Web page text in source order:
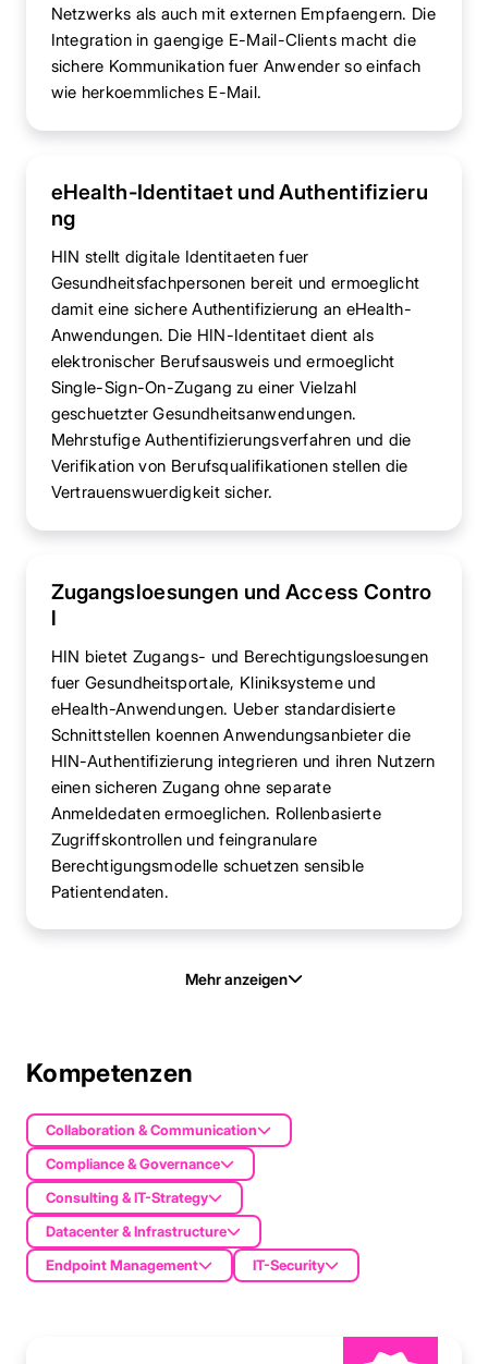
Netzwerks als auch mit externen Empfaengern. Die
Integration in gaengige E-Mail-Clients macht die
sichere Kommunikation fuer Anwender so einfach
wie herkoemmliches E-Mail.
eHealth-Identitaet und Authentifizieru
ng
HIN stellt digitale Identitaeten fuer
Gesundheitsfachpersonen bereit und ermoeglicht
damit eine sichere Authentifizierung an eHealth-
Anwendungen. Die HIN-Identitaet dient als
elektronischer Berufsausweis und ermoeglicht
Single-Sign-On-Zugang zu einer Vielzahl
geschuetzter Gesundheitsanwendungen.
Mehrstufige Authentifizierungsverfahren und die
Verifikation von Berufsqualifikationen stellen die
Vertrauenswuerdigkeit sicher.
Zugangsloesungen und Access Contro
l
HIN bietet Zugangs- und Berechtigungsloesungen
fuer Gesundheitsportale, Kliniksysteme und
eHealth-Anwendungen. Ueber standardisierte
Schnittstellen koennen Anwendungsanbieter die
HIN-Authentifizierung integrieren und ihren Nutzern
einen sicheren Zugang ohne separate
Anmeldedaten ermoeglichen. Rollenbasierte
Zugriffskontrollen und feingranulare
Berechtigungsmodelle schuetzen sensible
Patientendaten.
Mehr anzeigen
Kompetenzen
Collaboration & Communication
Compliance & Governance
Consulting & IT-Strategy
Datacenter & Infrastructure
Endpoint Management
IT-Security